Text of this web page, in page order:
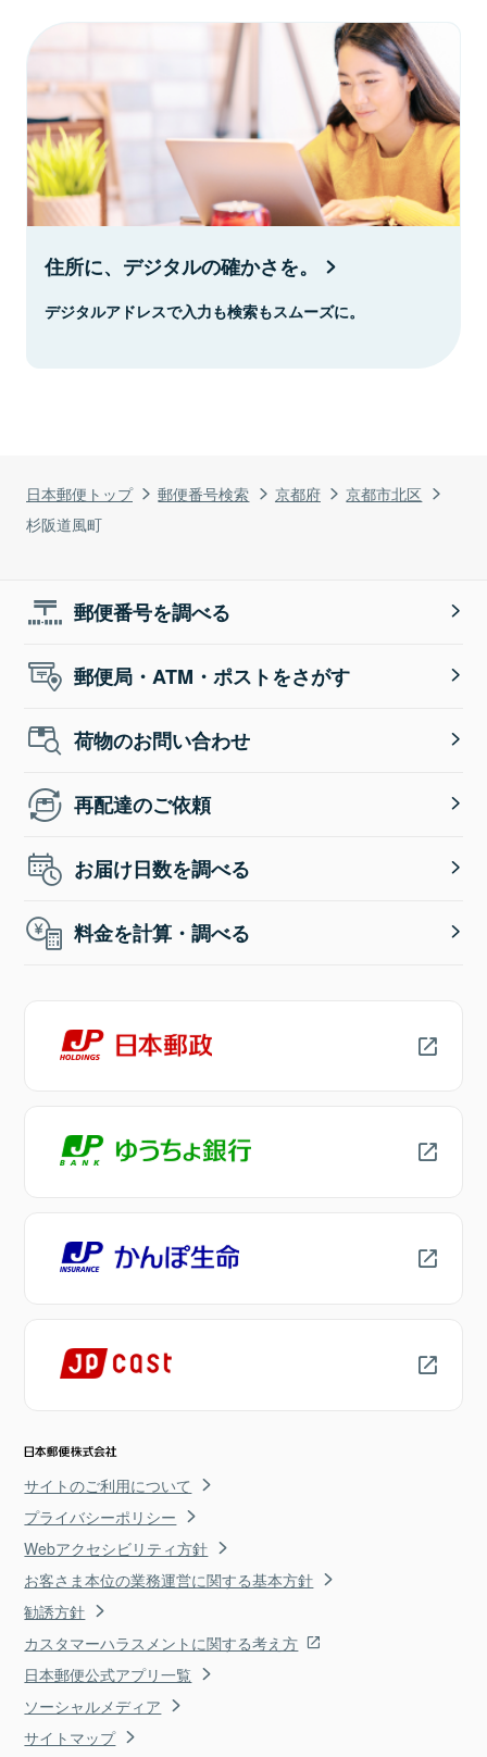
日本郵便トップ 郵便番号検索 京都府
京都市北区
杉阪道風町
住所に、デジタルの確かさを。
デジタルアドレスで入力も検索もスムーズに。
郵便番号を調べる
郵便局・ATM・ポストをさがす
荷物のお問い合わせ
再配達のご依頼
お届け日数を調べる
料金を計算・調べる
サイトのご利用について
プライバシーポリシー
Webアクセシビリティ方針
お客さま本位の業務運営に関する基本方針
勧誘方針
カスタマーハラスメントに関する考え方
日本郵便公式アプリ一覧
ソーシャルメディア
サイトマップ